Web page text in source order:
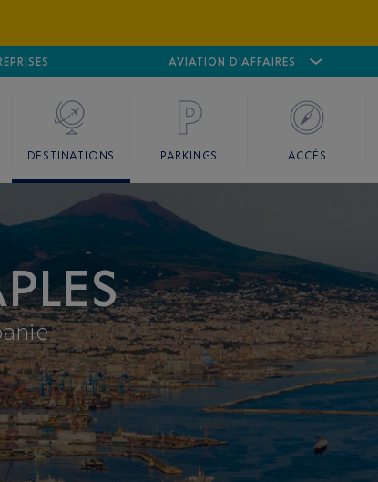
AVIATION D'AFFAIRES
AÉROPORT CANNES MANDELIEU
DESTINATIONS PARKINGS ACCÈS